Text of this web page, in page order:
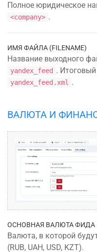
Полное юридическое
<company> .
ИМЯ ФАЙЛА (FILENAME)
Название выходного
yandex_feed .
yandex_feed.xml .
ВАЛЮТА И
ОСНОВНАЯ ВАЛЮТА ФИДА
Валюта, в которой
(RUB, UAH, USD, KZT).